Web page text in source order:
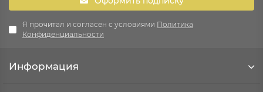
Я прочитал и согласен с условиями Политика
Конфиденциальности
Информация